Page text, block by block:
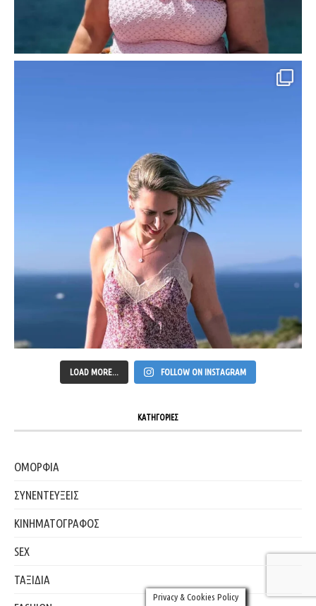
LOAD MORE... FOLLOW ON INSTAGRAM
ΚΑΤΗΓΟΡΙΕΣ
ΟΜΟΡΦΙΑ
ΣΥΝΕΝΤΕΥΞΕΙΣ
ΚΙΝΗΜΑΤΟΓΡΑΦΟΣ
SEX
ΤΑΞΙΔΙΑ
Privacy & Cookies Policy